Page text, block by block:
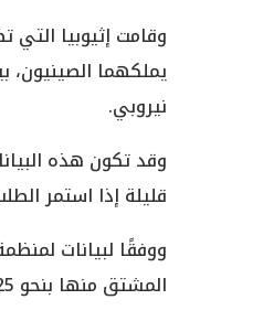
يملكهما
نيروبي.
وقد تكون هذه
قليلة إذا استمر
المشتق منها بنحو 325 يورو للكيلو، على الرغم من أن إجمالي الطلب يبلغ 10 ملايين حيوان.